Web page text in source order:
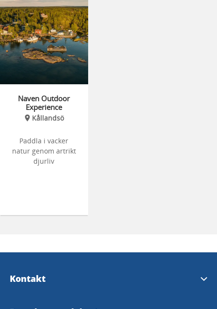
Naven Outdoor
Experience
Kållandsö
Paddla i vacker
natur genom artrikt
djurliv
Kontakt